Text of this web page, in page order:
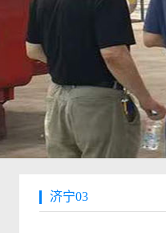
济宁03